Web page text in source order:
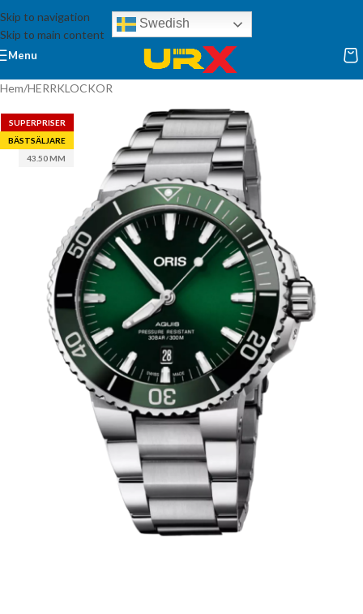
Skip to navigation
Skip to main content
Swedish
Menu
Hem/HERRKLOCKOR
SUPERPRISER
BÄSTSÄLJARE
43.50 MM